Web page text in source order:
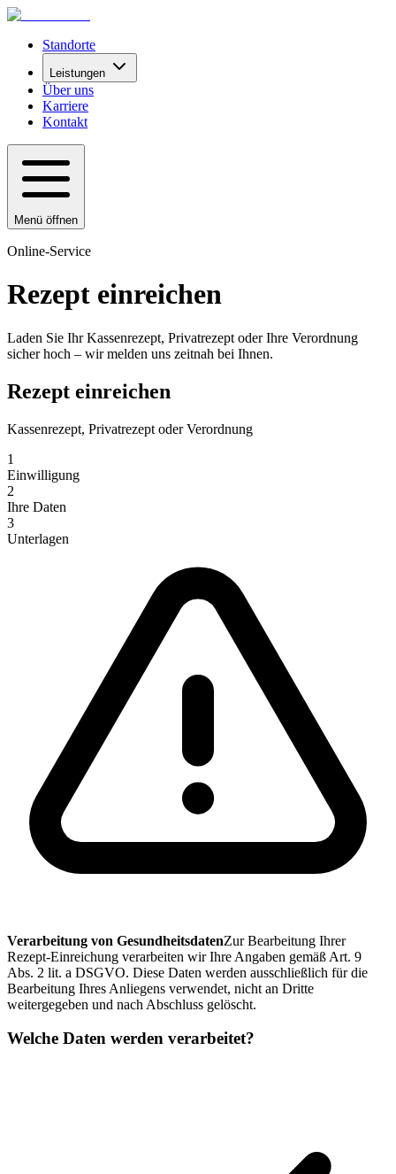
Standorte
Leistungen
Über uns
Karriere
Kontakt
Menü öffnen
Online-Service
Rezept einreichen
Laden Sie Ihr Kassenrezept, Privatrezept oder Ihre Verordnung
sicher hoch – wir melden uns zeitnah bei Ihnen.
Rezept einreichen
Kassenrezept, Privatrezept oder Verordnung
1
Einwilligung
2
Ihre Daten
3
Unterlagen
Verarbeitung von GesundheitsdatenZur Bearbeitung Ihrer
Rezept-Einreichung verarbeiten wir Ihre Angaben gemäß Art. 9
Abs. 2 lit. a DSGVO. Diese Daten werden ausschließlich für die
Bearbeitung Ihres Anliegens verwendet, nicht an Dritte
weitergegeben und nach Abschluss gelöscht.
Welche Daten werden verarbeitet?